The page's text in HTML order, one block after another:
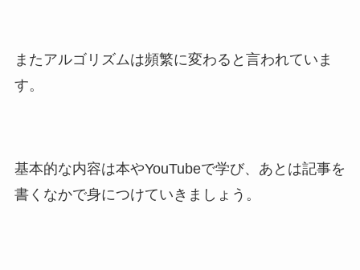
またアルゴリズムは頻繁に変わると言われていま
す。
基本的な内容は本やYouTubeで学び、あとは記事を
書くなかで身につけていきましょう。